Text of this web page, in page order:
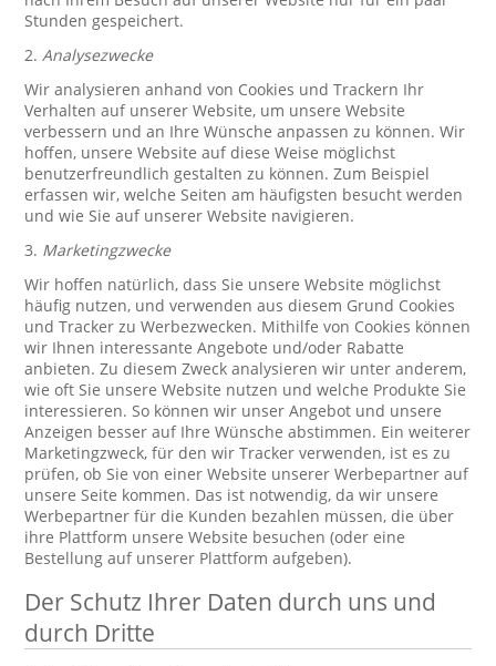
Stunden gespeichert.
2.Analysezwecke
Wir analysieren anhand von Cookies und Trackern Ihr
Verhalten auf unserer Website, um unsere Website
verbessern und an Ihre Wünsche anpassen zu können. Wir
hoffen, unsere Website auf diese Weise möglichst
benutzerfreundlich gestalten zu können. Zum Beispiel
erfassen wir, welche Seiten am häufigsten besucht werden
und wie Sie auf unserer Website navigieren.
3. Marketingzwecke
Wir hoffen natürlich, dass Sie unsere Website möglichst
häufig nutzen, und verwenden aus diesem Grund Cookies
und Tracker zu Werbezwecken. Mithilfe von Cookies können
wir Ihnen interessante Angebote und/oder Rabatte
anbieten. Zu diesem Zweck analysieren wir unter anderem,
wie oft Sie unsere Website nutzen und welche Produkte Sie
interessieren. So können wir unser Angebot und unsere
Anzeigen besser auf Ihre Wünsche abstimmen. Ein weiterer
Marketingzweck, für den wir Tracker verwenden, ist es zu
prüfen, ob Sie von einer Website unserer Werbepartner auf
unsere Seite kommen. Das ist notwendig, da wir unsere
Werbepartner für die Kunden bezahlen müssen, die über
ihre Plattform unsere Website besuchen (oder eine
Bestellung auf unserer Plattform aufgeben).
Der Schutz Ihrer Daten durch uns und
durch Dritte